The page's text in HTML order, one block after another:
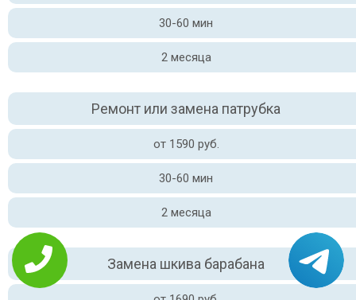
30-60 мин
2 месяца
Ремонт или замена патрубка
от 1590 руб.
30-60 мин
2 месяца
Замена шкива барабана